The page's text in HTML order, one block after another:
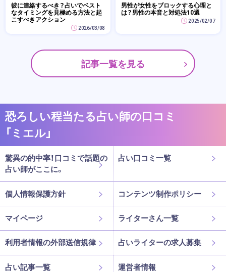
彼に連絡するべき？占いでベスト
なタイミングを見極める方法と起
こすべきアクション
2026/03/08
男性が女性をブロックする心理と
は？男性の本音と対処法10選
2025/02/07
記事一覧を見る
恐ろしい程当たる占い師の口コミ
「ミエル」
驚異の的中率！口コミで話題の
占い師がここに。
占い口コミ一覧
個人情報保護方針 コンテンツ制作ポリシー
マイページ ライターさん一覧
利用者情報の外部送信規律 占いライターの求人募集
占い記事一覧 運営者情報